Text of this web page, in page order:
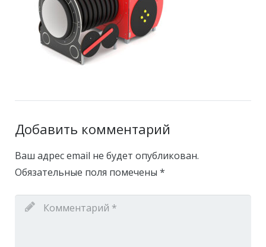
Добавить комментарий
Ваш адрес email не будет опубликован.
Обязательные поля помечены *